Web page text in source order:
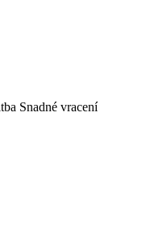
Snadné vracení